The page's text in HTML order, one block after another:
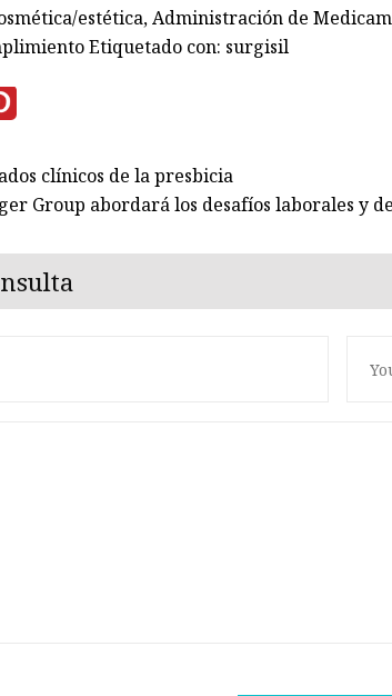
estética, Administración de
Etiquetado con: surgisil
clínicos de la presbicia
Group abordará los desafíos laborales y